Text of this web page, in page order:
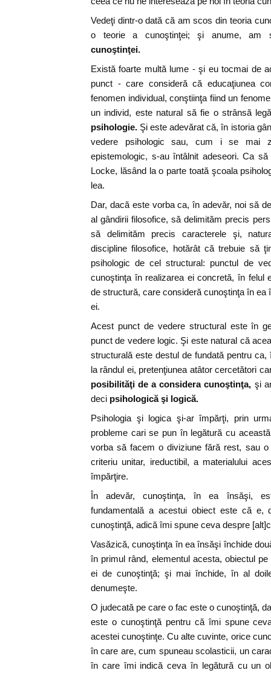
Vedeţi dintr-o dată că am scos din teoria
o teorie a cunoştinţei; şi anume, am
cunoştinţei.
Există foarte multă lume - şi eu tocmai de
punct - care consideră că educaţiunea
fenomen individual, conştiinţa fiind un
un individ, este natural să fie o strânsă
psihologie. Şi este adevărat că, în istoria
vedere psihologic sau, cum i se mai
epistemologic, s-au întâlnit adeseori. Ca
Locke, lăsând la o parte toată şcoala
lea.
Dar, dacă este vorba ca, în adevăr, noi să
al gândirii filosofice, să delimităm precis
să delimităm precis caracterele şi,
discipline filosofice, hotărât că trebuie să
psihologic de cel structural: punctul de
cunoştinţa în realizarea ei concretă, în felul
de structură, care consideră cunoştinţa în ea
ei.
Acest punct de vedere structural este în
punct de vedere logic. Şi este natural că
structurală este destul de fundată pentru
la rândul ei, pretenţiunea atâtor cercetători
posibilităţi de a considera cunoştinţa, şi
deci psihologică şi logică.
Psihologia şi logica şi-ar împărţi, prin
probleme cari se pun în legătură cu
vorba să facem o diviziune fără rest, sau
criteriu unitar, ireductibil, a materialului
împărţire.
În adevăr, cunoştinţa, în ea însăşi,
fundamentală a acestui obiect este că e,
cunoştinţă, adică îmi spune ceva despre
Vasăzică, cunoştinţa în ea însăşi închide
în primul rând, elementul acesta, obiectul
ei de cunoştinţă; şi mai închide, în al
denumeşte.
O judecată pe care o fac este o cunoştinţă,
este o cunoştinţă pentru că îmi spune
acestei cunoştinţe. Cu alte cuvinte, orice
în care are, cum spuneau scolasticii, un
în care îmi indică ceva în legătură cu un